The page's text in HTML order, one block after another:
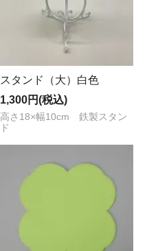
スタンド（大）白色
1,300円(税込)
高さ18×幅10cm 鉄製スタン
ド